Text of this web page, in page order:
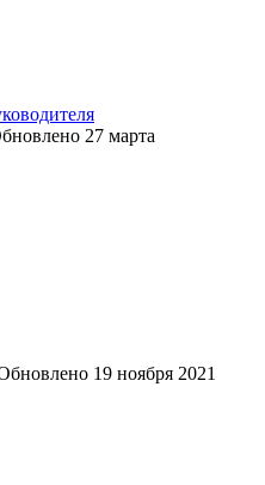
27 марта
19 ноября 2021